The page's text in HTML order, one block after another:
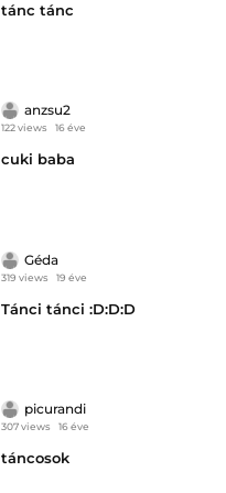
tánc tánc
anzsu2
122 views 16 éve
cuki baba
Géda
319 views 19 éve
Tánci tánci :D:D:D
picurandi
307 views 16 éve
táncosok